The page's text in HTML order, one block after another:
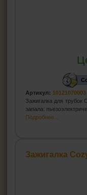
Артикул: 10121070003
Зажигалка для трубок
запала:
Подробнее...
Зажигалка